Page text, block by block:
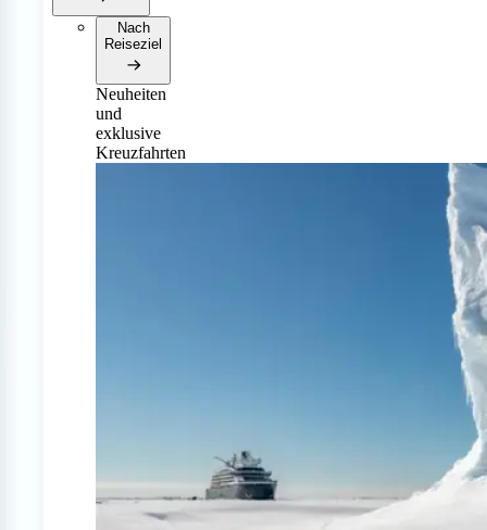
Nach
Reiseziel
Neuheiten
und
exklusive
Kreuzfahrten